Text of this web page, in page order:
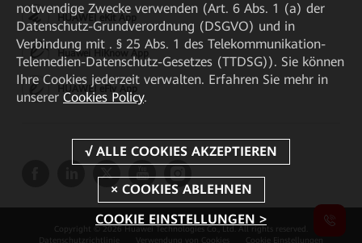
HUAWEI eKit App
Huawei HiKnow App
HUAWEI eFly App
Copyright © 2026 Huawei Technologies Co., Ltd. All rights reserved.
Datenschutzrichtlinie
Verwendung von Cookies Cookie Einstellungen
notwendige Zwecke verwenden (Art. 6 Abs. 1 (a) der
Datenschutz-Grundverordnung (DSGVO) und in
Verbindung mit . § 25 Abs. 1 des Telekommunikation-
Telemedien-Datenschutz-Gesetzes (TTDSG)). Sie können
Ihre Cookies jederzeit verwalten. Erfahren Sie mehr in
unserer Cookies Policy.
COOKIE EINSTELLUNGEN >